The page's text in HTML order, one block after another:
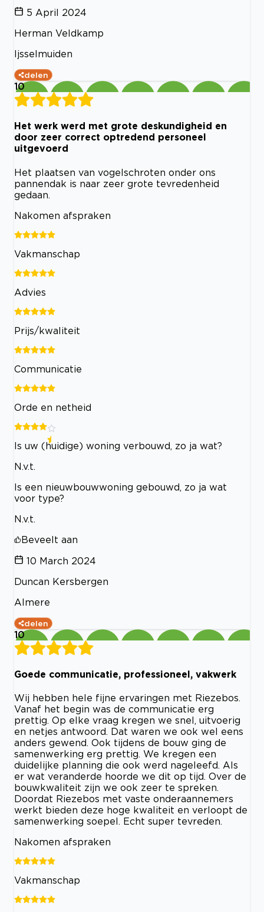
5 April 2024
Herman Veldkamp
Ijsselmuiden
delen
10
Het werk werd met grote deskundigheid en
door zeer correct optredend personeel
uitgevoerd
Het plaatsen van vogelschroten onder ons
pannendak is naar zeer grote tevredenheid
gedaan.
Nakomen afspraken
Vakmanschap
Advies
Prijs/kwaliteit
Communicatie
Orde en netheid
Is uw (huidige) woning verbouwd, zo ja wat?
N.v.t.
Is een nieuwbouwwoning gebouwd, zo ja wat
voor type?
N.v.t.
Beveelt aan
10 March 2024
Duncan Kersbergen
Almere
delen
10
Goede communicatie, professioneel, vakwerk
Wij hebben hele fijne ervaringen met Riezebos.
Vanaf het begin was de communicatie erg
prettig. Op elke vraag kregen we snel, uitvoerig
en netjes antwoord. Dat waren we ook wel eens
anders gewend. Ook tijdens de bouw ging de
samenwerking erg prettig. We kregen een
duidelijke planning die ook werd nageleefd. Als
er wat veranderde hoorde we dit op tijd. Over de
bouwkwaliteit zijn we ook zeer te spreken.
Doordat Riezebos met vaste onderaannemers
werkt bieden deze hoge kwaliteit en verloopt de
samenwerking soepel. Echt super tevreden.
Nakomen afspraken
Vakmanschap